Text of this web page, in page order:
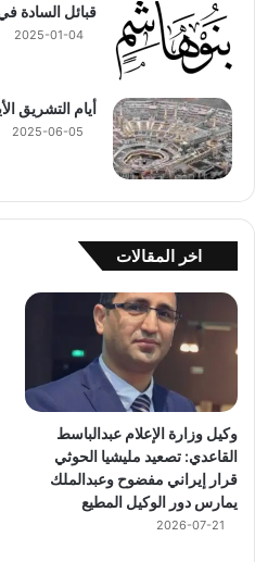
قبائل السادة
2025-01-04
أيام التشريق
2025-06-05
اخر المقالات
وكيل وزارة الإعلام عبدالباسط
القاعدي: تصعيد مليشيا الحوثي
قرار إيراني مفضوح وعبدالملك
يمارس دور الوكيل المطيع
2026-07-21